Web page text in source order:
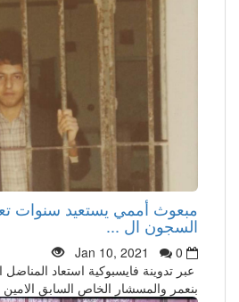
مبعوث أممي يستعيد سنوات
السجون ال ...
Jan 10, 2021
0
عبر تدوينة فايسبوكية استعاد المناضل
بنعمر والمسشار الخاص السابق الامين